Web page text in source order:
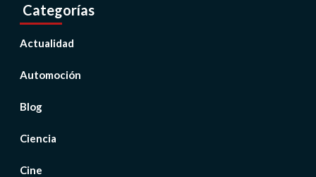
Categorías
Actualidad
Automoción
Blog
Ciencia
Cine